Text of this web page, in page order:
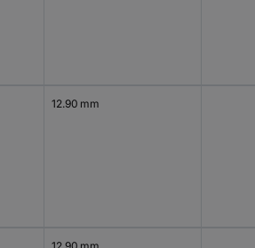
12.90 mm